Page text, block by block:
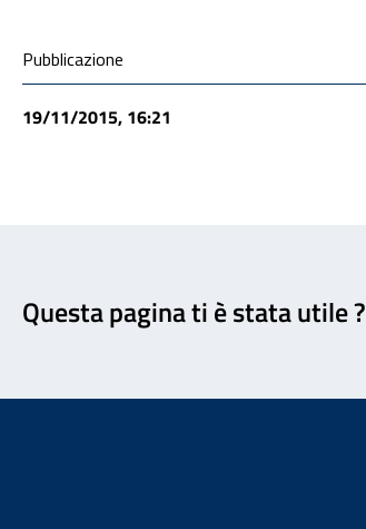
Condivisione social
Pubblicazione
19/11/2015, 16:21
Questa pagina ti è stata utile ?